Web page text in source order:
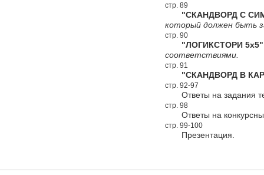
стр. 89
"СКАНДВОРД С
который должен быть
стр. 90
"ЛОГИКСТОРИ 5х5"
соответствиями.
стр. 91
"СКАНДВОРД В
стр. 92-97
Ответы на задания
стр. 98
Ответы на
стр. 99-100
Презентация.